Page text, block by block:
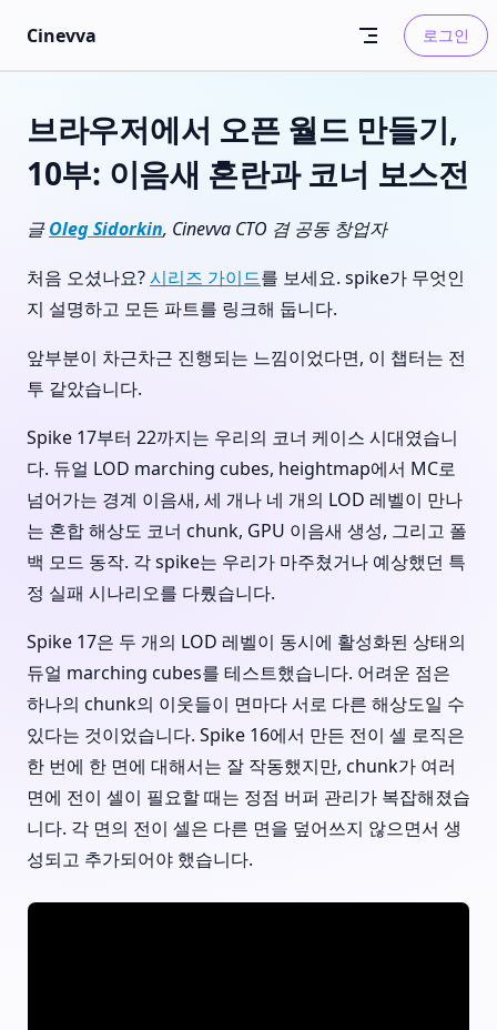
Skip to content
Cinevva 로그인
브라우저에서 오픈 월드 만들기,
10부: 이음새 혼란과 코너 보스전
글Oleg Sidorkin, Cinevva CTO 겸 공동 창업자
처음 오셨나요?시리즈 가이드를 보세요. spike가 무엇인
지 설명하고 모든 파트를 링크해 둡니다.
앞부분이 차근차근 진행되는 느낌이었다면, 이 챕터는 전
투 같았습니다.
Spike 17부터 22까지는 우리의 코너 케이스 시대였습니
다. 듀얼 LOD marching cubes, heightmap에서 MC로
넘어가는 경계 이음새, 세 개나 네 개의 LOD 레벨이 만나
는 혼합 해상도 코너 chunk, GPU 이음새 생성, 그리고 폴
백 모드 동작. 각 spike는 우리가 마주쳤거나 예상했던 특
정 실패 시나리오를 다뤘습니다.
Spike 17은 두 개의 LOD 레벨이 동시에 활성화된 상태의
듀얼 marching cubes를 테스트했습니다. 어려운 점은
하나의 chunk의 이웃들이 면마다 서로 다른 해상도일 수
있다는 것이었습니다. Spike 16에서 만든 전이 셀 로직은
한 번에 한 면에 대해서는 잘 작동했지만, chunk가 여러
면에 전이 셀이 필요할 때는 정점 버퍼 관리가 복잡해졌습
니다. 각 면의 전이 셀은 다른 면을 덮어쓰지 않으면서 생
성되고 추가되어야 했습니다.